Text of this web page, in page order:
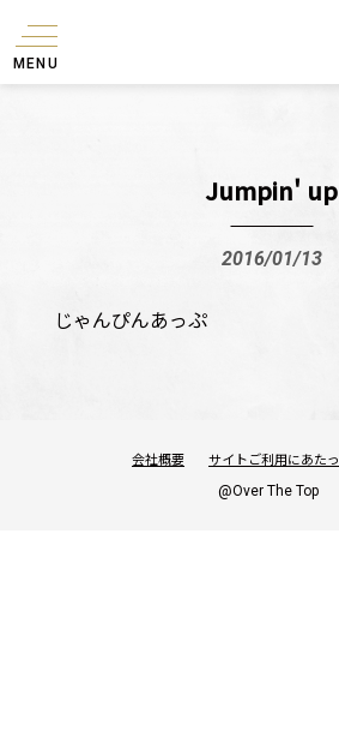
MENU
Jumpin' up
2016/01/13
じゃんぴんあっぷ
会社概要 サイトご利用にあた
@Over The Top